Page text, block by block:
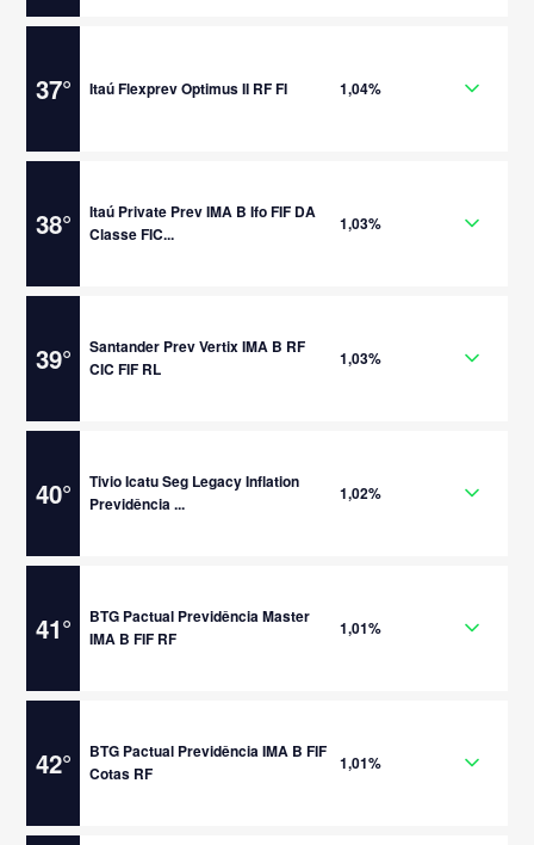
37° Itaú Flexprev Optimus II RF FI 1,04%
38°
Itaú Private Prev IMA B Ifo FIF DA
Classe FIC...
1,03%
39°
Santander Prev Vertix IMA B RF
CIC FIF RL
1,03%
40°
Tivio Icatu Seg Legacy Inflation
Previdência ...
1,02%
41°
BTG Pactual Previdência Master
IMA B FIF RF
1,01%
42°
BTG Pactual Previdência IMA B FIF
Cotas RF
1,01%